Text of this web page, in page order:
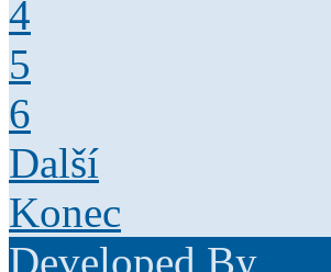
4
5
6
Další
Konec
Developed By